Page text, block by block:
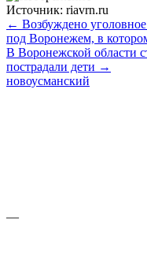
Источник: riavrn.ru
← Возбуждено
под Воронежем, в
В Воронежской области
пострадали дети →
новоусманский
—